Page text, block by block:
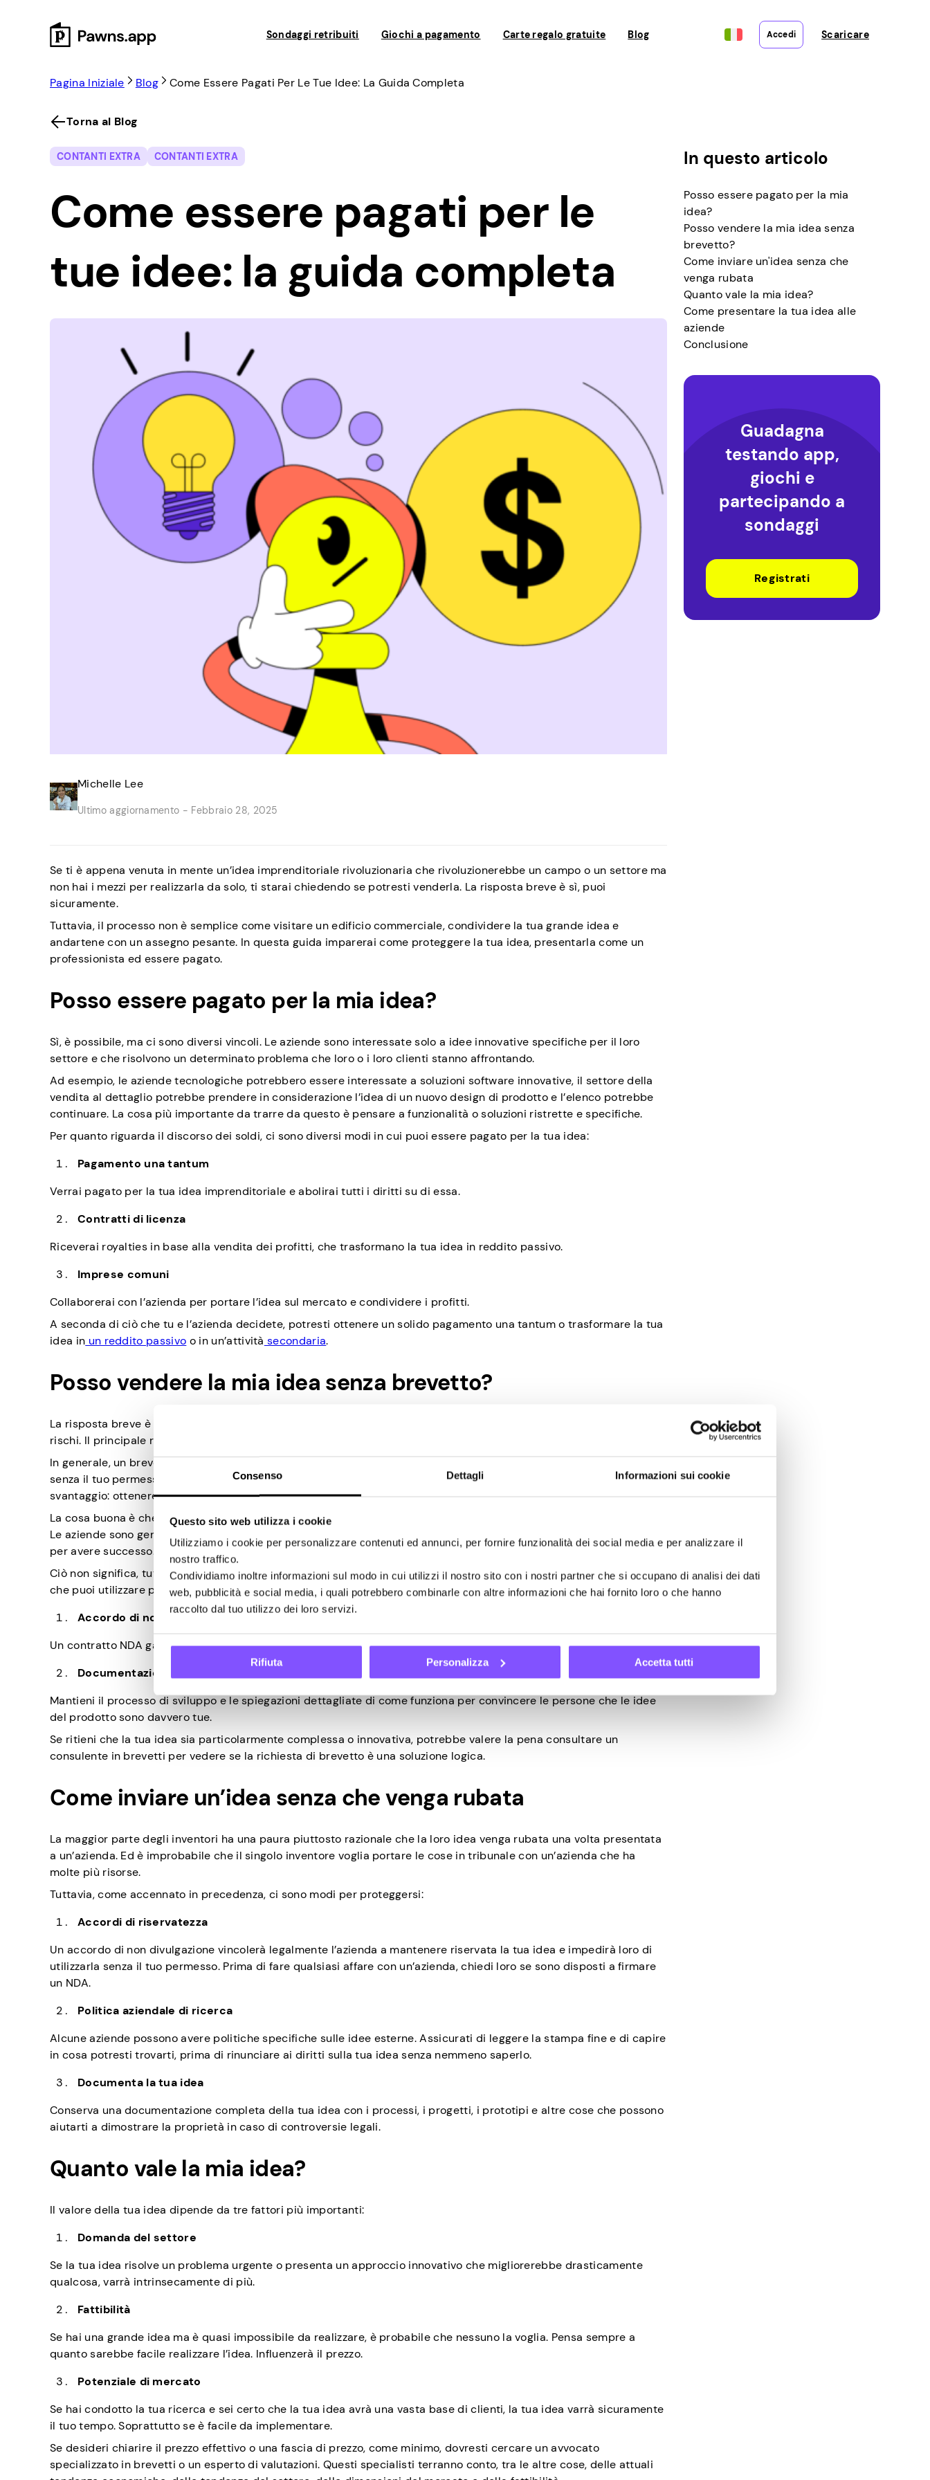
Consenso Dettagli Informazioni sui cookie
Questo sito web utilizza i cookie
Utilizziamo i cookie per personalizzare contenuti ed annunci, per fornire funzionalità dei social media e per analizzare il
nostro traffico.
Condividiamo inoltre informazioni sul modo in cui utilizzi il nostro sito con i nostri partner che si occupano di analisi dei dati
web, pubblicità e social media, i quali potrebbero combinarle con altre informazioni che hai fornito loro o che hanno
raccolto dal tuo utilizzo dei loro servizi.
Rifiuta Personalizza Accetta tutti
Sondaggi retribuiti Giochi a pagamento Carte regalo gratuite Blog Accedi Scaricare
Pagina Iniziale Blog Come Essere Pagati Per Le Tue Idee: La Guida Completa
Torna al Blog
CONTANTI EXTRA CONTANTI EXTRA
Come essere pagati per le
tue idee: la guida completa
Michelle Lee
Ultimo aggiornamento - Febbraio 28, 2025
Se ti è appena venuta in mente un’idea imprenditoriale rivoluzionaria che rivoluzionerebbe un campo o un settore ma
non hai i mezzi per realizzarla da solo, ti starai chiedendo se potresti venderla. La risposta breve è sì, puoi
sicuramente.
Tuttavia, il processo non è semplice come visitare un edificio commerciale, condividere la tua grande idea e
andartene con un assegno pesante. In questa guida imparerai come proteggere la tua idea, presentarla come un
professionista ed essere pagato.
Posso essere pagato per la mia idea?
Sì, è possibile, ma ci sono diversi vincoli. Le aziende sono interessate solo a idee innovative specifiche per il loro
settore e che risolvono un determinato problema che loro o i loro clienti stanno affrontando.
Ad esempio, le aziende tecnologiche potrebbero essere interessate a soluzioni software innovative, il settore della
vendita al dettaglio potrebbe prendere in considerazione l’idea di un nuovo design di prodotto e l’elenco potrebbe
continuare. La cosa più importante da trarre da questo è pensare a funzionalità o soluzioni ristrette e specifiche.
Per quanto riguarda il discorso dei soldi, ci sono diversi modi in cui puoi essere pagato per la tua idea:
Pagamento una tantum
Verrai pagato per la tua idea imprenditoriale e abolirai tutti i diritti su di essa.
Contratti di licenza
Riceverai royalties in base alla vendita dei profitti, che trasformano la tua idea in reddito passivo.
Imprese comuni
Collaborerai con l’azienda per portare l’idea sul mercato e condividere i profitti.
A seconda di ciò che tu e l’azienda decidete, potresti ottenere un solido pagamento una tantum o trasformare la tua
idea in un reddito passivo o in un’attività secondaria.
Posso vendere la mia idea senza brevetto?
La risposta breve è sì, puoi vendere o concedere in licenza le tue idee creative senza brevetto, ma ci sono alcuni
rischi. Il principale riguarda la proprietà intellettuale.
In generale, un brevetto ha lo scopo di proteggere la tua proprietà intellettuale dal furto, dalla copia o dall’utilizzo
senza il tuo permesso per un certo periodo di tempo. Anche se può sembrare un piano ovvio, ha un enorme
svantaggio: ottenere un brevetto può essere piuttosto costoso e richiedere molto tempo.
La cosa buona è che, come accennato in precedenza, non sempre hai bisogno di un brevetto per vendere la tua idea.
Le aziende sono generalmente aperte a idee di prodotti non brevettati, purché siano valide e abbiano il potenziale
per avere successo.
Ciò non significa, tuttavia, che non puoi proteggere la tua proprietà intellettuale in altri modi. Ecco un paio di metodi
che puoi utilizzare per assicurarti che la tua idea sia al sicuro:
Accordo di non divulgazione (NDA)
Un contratto NDA garantirà che la tua idea non venga rubata.
Documentazione completa
Mantieni il processo di sviluppo e le spiegazioni dettagliate di come funziona per convincere le persone che le idee
del prodotto sono davvero tue.
Se ritieni che la tua idea sia particolarmente complessa o innovativa, potrebbe valere la pena consultare un
consulente in brevetti per vedere se la richiesta di brevetto è una soluzione logica.
Come inviare un’idea senza che venga rubata
La maggior parte degli inventori ha una paura piuttosto razionale che la loro idea venga rubata una volta presentata
a un’azienda. Ed è improbabile che il singolo inventore voglia portare le cose in tribunale con un’azienda che ha
molte più risorse.
Tuttavia, come accennato in precedenza, ci sono modi per proteggersi:
Accordi di riservatezza
Un accordo di non divulgazione vincolerà legalmente l’azienda a mantenere riservata la tua idea e impedirà loro di
utilizzarla senza il tuo permesso. Prima di fare qualsiasi affare con un’azienda, chiedi loro se sono disposti a firmare
un NDA.
Politica aziendale di ricerca
Alcune aziende possono avere politiche specifiche sulle idee esterne. Assicurati di leggere la stampa fine e di capire
in cosa potresti trovarti, prima di rinunciare ai diritti sulla tua idea senza nemmeno saperlo.
Documenta la tua idea
Conserva una documentazione completa della tua idea con i processi, i progetti, i prototipi e altre cose che possono
aiutarti a dimostrare la proprietà in caso di controversie legali.
Quanto vale la mia idea?
Il valore della tua idea dipende da tre fattori più importanti:
Domanda del settore
Se la tua idea risolve un problema urgente o presenta un approccio innovativo che migliorerebbe drasticamente
qualcosa, varrà intrinsecamente di più.
Fattibilità
Se hai una grande idea ma è quasi impossibile da realizzare, è probabile che nessuno la voglia. Pensa sempre a
quanto sarebbe facile realizzare l’idea. Influenzerà il prezzo.
Potenziale di mercato
Se hai condotto la tua ricerca e sei certo che la tua idea avrà una vasta base di clienti, la tua idea varrà sicuramente
il tuo tempo. Soprattutto se è facile da implementare.
Se desideri chiarire il prezzo effettivo o una fascia di prezzo, come minimo, dovresti cercare un avvocato
specializzato in brevetti o un esperto di valutazioni. Questi specialisti terranno conto, tra le altre cose, delle attuali
In questo articolo
Posso essere pagato per la mia
idea?
Posso vendere la mia idea senza
brevetto?
Come inviare un'idea senza che
venga rubata
Quanto vale la mia idea?
Come presentare la tua idea alle
aziende
Conclusione
Guadagna
testando app,
giochi e
partecipando a
sondaggi
Registrati